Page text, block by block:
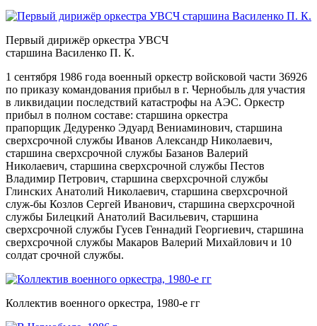
Первый дирижёр оркестра УВСЧ
старшина Василенко П. К.
1 сентября 1986 года военный оркестр войсковой части 36926
по приказу командования прибыл в г. Чернобыль для участия
в ликвидации последствий катастрофы на АЭС. Оркестр
прибыл в полном составе: старшина оркестра
прапорщик Дедуренко Эдуард Вениаминович, старшина
сверхсрочной службы Иванов Александр Николаевич,
старшина сверхсрочной службы Базанов Валерий
Николаевич, старшина сверхсрочной службы Пестов
Владимир Петрович, старшина сверхсрочной службы
Глинских Анатолий Николаевич, старшина сверхсрочной
служ-бы Козлов Сергей Иванович, старшина сверхсрочной
службы Билецкий Анатолий Васильевич, старшина
сверхсрочной службы Гусев Геннадий Георгиевич, старшина
сверхсрочной службы Макаров Валерий Михайлович и 10
солдат срочной службы.
Коллектив военного оркестра, 1980-е гг